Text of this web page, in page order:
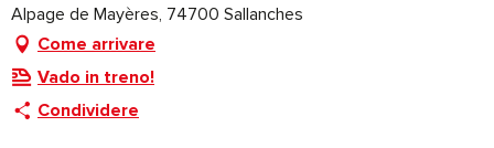
Alpage de Mayères, 74700 Sallanches
Come arrivare
Vado in treno!
Condividere